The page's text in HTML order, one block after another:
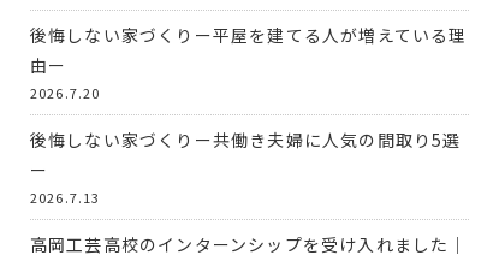
後悔しない家づくりー平屋を建てる人が増えている理
由ー
2026.7.20
後悔しない家づくりー共働き夫婦に人気の間取り5選
ー
2026.7.13
高岡工芸高校のインターンシップを受け入れました｜